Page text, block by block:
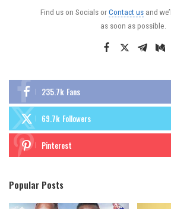
Find us on Socials orContact us and
as soon as possible.
235.7k Fans
69.7k Followers
Pinterest
Popular Posts